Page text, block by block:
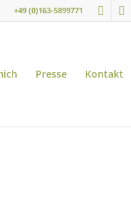
+49 (0)163-5899771
Presse Kontakt